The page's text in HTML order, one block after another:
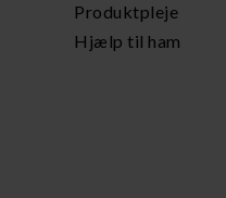
Produktpleje
Hjælp til ham